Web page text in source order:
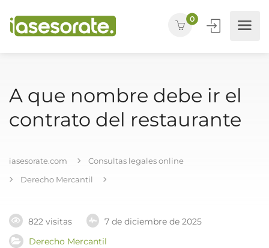
0
A que nombre debe ir el
contrato del restaurante
iasesorate.com
Consultas legales online
Derecho Mercantil
822 visitas
7 de diciembre de 2025
Derecho Mercantil